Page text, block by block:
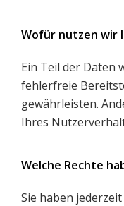
Wofür nutzen wir
Ein Teil der Daten
fehlerfreie
gewährleisten.
Ihres
Welche Rechte
Sie haben